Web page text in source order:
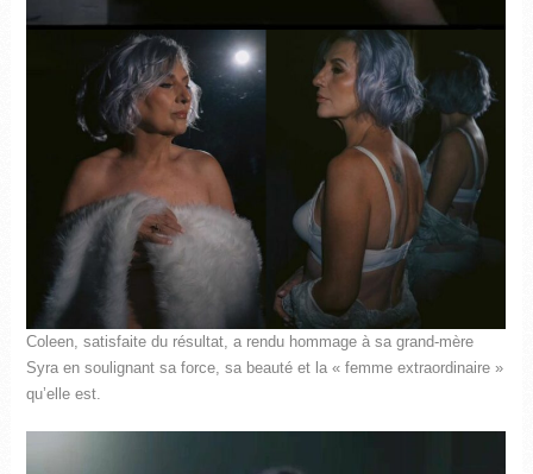
Coleen, satisfaite du résultat, a rendu hommage à sa grand-mère
Syra en soulignant sa force, sa beauté et la « femme extraordinaire »
qu’elle est.